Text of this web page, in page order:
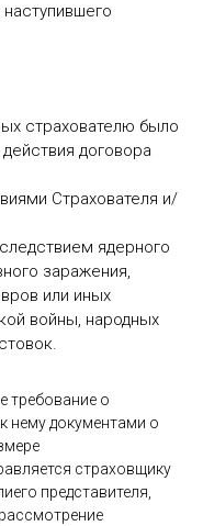
страхователю было
договора
Страхователя и/
ядерного
заражения,
или иных
войны, народных
требование о
нему документами о
страховщику
представителя,